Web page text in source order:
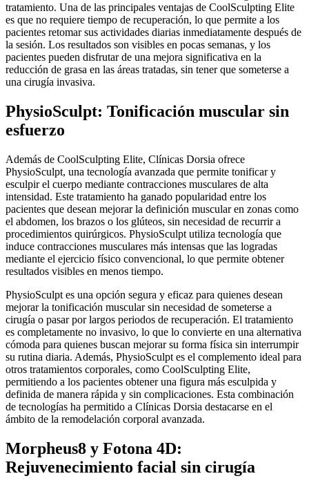
tratamiento. Una de las principales ventajas de CoolSculpting Elite
es que no requiere tiempo de recuperación, lo que permite a los
pacientes retomar sus actividades diarias inmediatamente después de
la sesión. Los resultados son visibles en pocas semanas, y los
pacientes pueden disfrutar de una mejora significativa en la
reducción de grasa en las áreas tratadas, sin tener que someterse a
una cirugía invasiva.
PhysioSculpt: Tonificación muscular sin
esfuerzo
Además de CoolSculpting Elite, Clínicas Dorsia ofrece
PhysioSculpt, una tecnología avanzada que permite tonificar y
esculpir el cuerpo mediante contracciones musculares de alta
intensidad. Este tratamiento ha ganado popularidad entre los
pacientes que desean mejorar la definición muscular en zonas como
el abdomen, los brazos o los glúteos, sin necesidad de recurrir a
procedimientos quirúrgicos. PhysioSculpt utiliza tecnología que
induce contracciones musculares más intensas que las logradas
mediante el ejercicio físico convencional, lo que permite obtener
resultados visibles en menos tiempo.
PhysioSculpt es una opción segura y eficaz para quienes desean
mejorar la tonificación muscular sin necesidad de someterse a
cirugía o pasar por largos periodos de recuperación. El tratamiento
es completamente no invasivo, lo que lo convierte en una alternativa
cómoda para quienes buscan mejorar su forma física sin interrumpir
su rutina diaria. Además, PhysioSculpt es el complemento ideal para
otros tratamientos corporales, como CoolSculpting Elite,
permitiendo a los pacientes obtener una figura más esculpida y
definida de manera rápida y sin complicaciones. Esta combinación
de tecnologías ha permitido a Clínicas Dorsia destacarse en el
ámbito de la remodelación corporal avanzada.
Morpheus8 y Fotona 4D:
Rejuvenecimiento facial sin cirugía